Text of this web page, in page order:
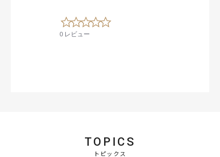
0
.
0 レビュー
TOPICS
トピックス